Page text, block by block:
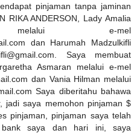
pinjaman tanpa jaminan
RIKA ANDERSON, Lady Amalia
melalui e-mel
dan Harumah Madzulkifli
Saya membuat
Asmaran melalui e-mel
dan Vania Hilman melalui
Saya diberitahu bahawa
jadi saya memohon pinjaman $
pinjaman, pinjaman saya telah
saya dan hari ini, saya